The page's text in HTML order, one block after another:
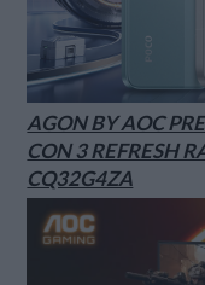
AGON BY AOC
CON 3 REFRESH
CQ32G4ZA